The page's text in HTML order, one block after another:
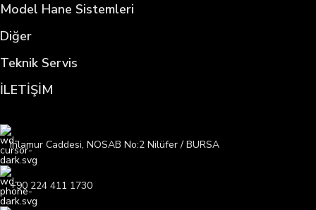
Model Hane Sistemleri
Diğer
Teknik Servis
İLETİŞİM
Ihlamur Caddesi, NOSAB No:2 Nilüfer / BURSA
+90 224 411 1730